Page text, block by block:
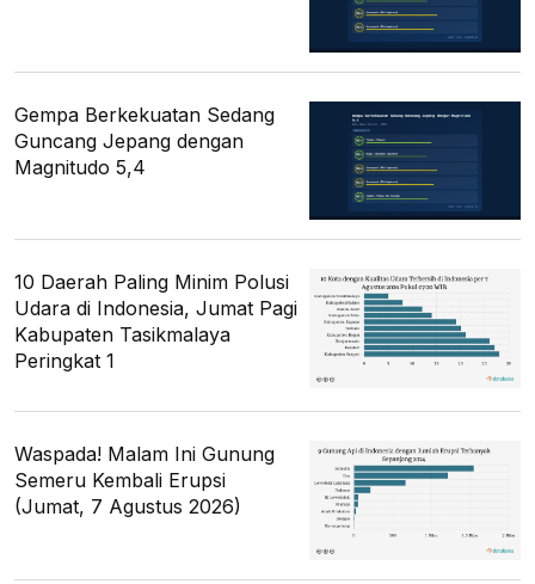
Gempa Berkekuatan Sedang
Guncang Jepang dengan
Magnitudo 5,4
10 Daerah Paling Minim Polusi
Udara di Indonesia, Jumat Pagi
Kabupaten Tasikmalaya
Peringkat 1
Waspada! Malam Ini Gunung
Semeru Kembali Erupsi
(Jumat, 7 Agustus 2026)